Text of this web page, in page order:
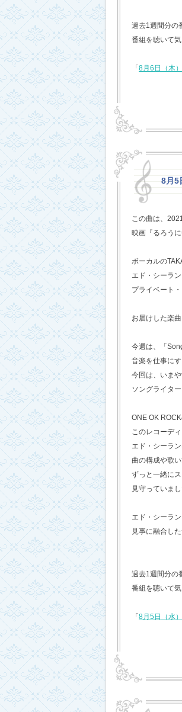
過去1週間分の
番組を聴いて
「 8月6日（木
8月5
この曲は、
映画『るろう
ボーカルの
エド・シーラ
プライベート
お届けした楽曲
今週は、「
音楽を仕事に
今回は、いま
ソングライタ
ONE OK
このレコーデ
エド・シーラ
曲の構成や歌
ずっと一緒に
見守っていまし
エド・シーラ
見事に融合し
過去1週間分の
番組を聴いて
「 8月5日（水